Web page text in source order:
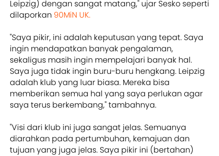
Leipzig) dengan sangat matang," ujar Sesko seperti
dilaporkan 90MiN UK.
"Saya pikir, ini adalah keputusan yang tepat. Saya
ingin mendapatkan banyak pengalaman,
sekaligus masih ingin mempelajari banyak hal.
Saya juga tidak ingin buru-buru hengkang. Leipzig
adalah klub yang luar biasa. Mereka bisa
memberikan semua hal yang saya perlukan agar
saya terus berkembang," tambahnya.
"Visi dari klub ini juga sangat jelas. Semuanya
diarahkan pada pertumbuhan, kemajuan dan
tujuan yang juga jelas. Saya pikir ini (bertahan)